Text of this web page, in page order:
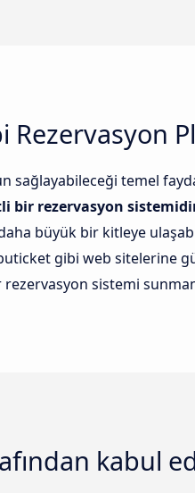
sağlayabileceği temel
bir rezervasyon
büyük bir kitleye
gibi web sitelerine
sistemi
kabul